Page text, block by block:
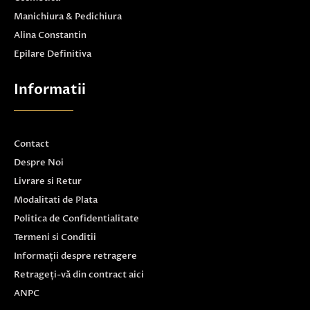
Manichiura & Pedichiura
Alina Constantin
Epilare Definitiva
Informatii
Contact
Despre Noi
Livrare si Retur
Modalitati de Plata
Politica de Confidentialitate
Termeni si Conditii
Informații despre retragere
Retrageți-vă din contract aici
ANPC